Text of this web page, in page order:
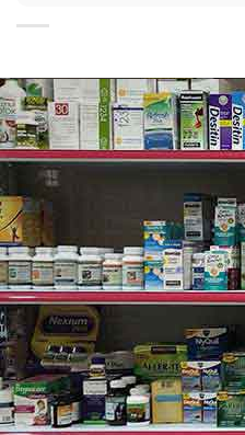
Đối tượng sử dụng
Brauer Baby and
Trẻ có những dấu hiệu
Trẻ có sức khỏe bình
chặn tình trạng suy giảm
trời hay khi bị nhiễm